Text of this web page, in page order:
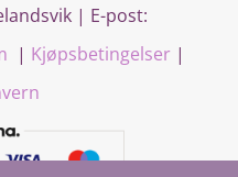
| E-post:
| Kjøpsbetingelser |